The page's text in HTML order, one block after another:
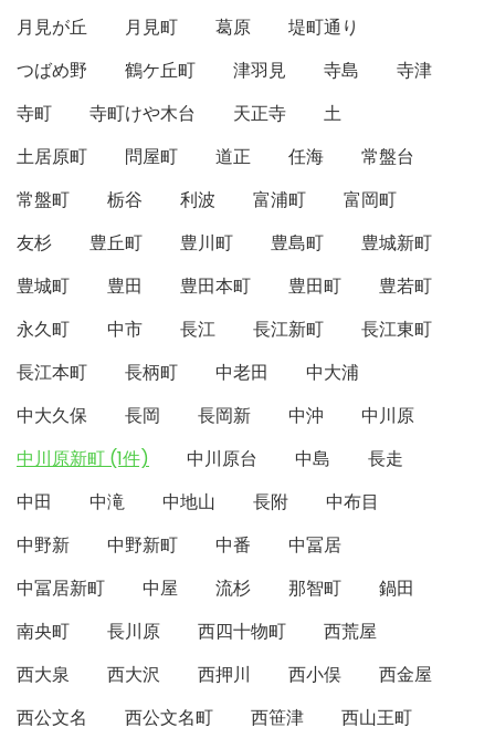
月見が丘
月見町 葛原
堤町通り
つばめ野
鶴ケ丘町 津羽見 寺島
寺津
寺町
寺町けや木台 天正寺
土
土居原町
問屋町 道正 任海
常盤台
常盤町
栃谷 利波 富浦町
富岡町
友杉
豊丘町 豊川町 豊島町
豊城新町
豊城町
豊田 豊田本町 豊田町
豊若町
永久町
中市 長江 長江新町
長江東町
長江本町
長柄町 中老田
中大浦
中大久保
長岡 長岡新 中沖
中川原
中川原新町 (1件)
中川原台 中島
長走
中田
中滝 中地山 長附
中布目
中野新
中野新町 中番
中冨居
中冨居新町
中屋 流杉 那智町
鍋田
南央町
長川原 西四十物町
西荒屋
西大泉
西大沢 西押川 西小俣
西金屋
西公文名
西公文名町 西笹津
西山王町